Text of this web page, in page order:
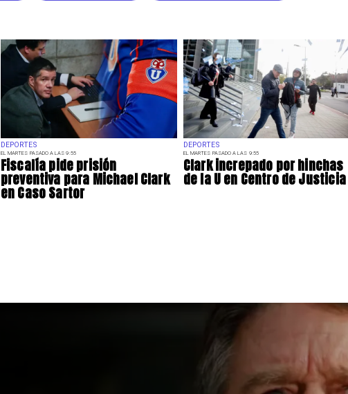
DEPORTES
EL MARTES PASADO A LAS 9:55
Fiscalía pide prisión
preventiva para Michael Clark
en Caso Sartor
DEPORTES
EL MARTES PASADO A LAS 9:55
Clark increpado por hinchas
de la U en Centro de Justicia